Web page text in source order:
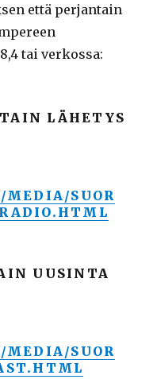
että perjantain
tai verkossa:
LÄHETYS
SUOR
UUSINTA
SUOR